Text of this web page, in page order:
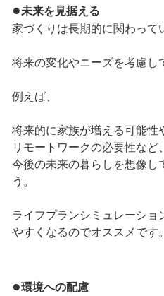
●未来を見据える
家づくりは長期的に関わって
将来の変化やニーズを考慮し
例えば、
将来的に家族が増える可能性
リモートワークの必要性など、
今後の未来の暮らしを想像し
う。
ライフプランシミュレーショ
やすくなるのでオススメです。
●環境への配慮